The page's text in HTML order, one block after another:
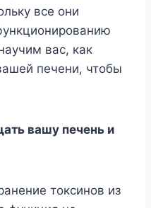
все они
вас, как
печени, чтобы
вашу печень и
токсинов из